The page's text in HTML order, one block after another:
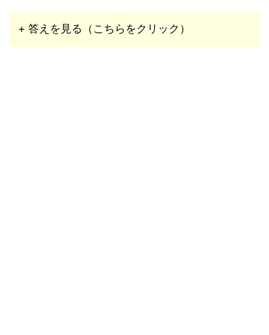
+ 答えを見る（こちらをクリック）